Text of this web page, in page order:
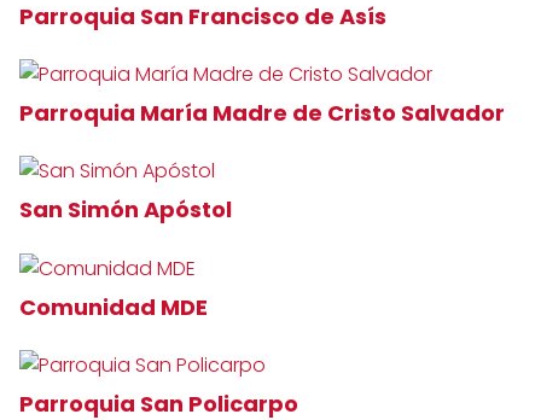
Parroquia San Francisco de Asís
Parroquia María Madre de Cristo Salvador
San Simón Apóstol
Comunidad MDE
Parroquia San Policarpo